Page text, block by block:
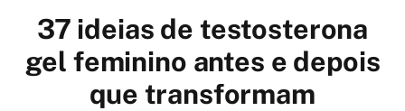
37 ideias de testosterona
gel feminino antes e depois
que transformam